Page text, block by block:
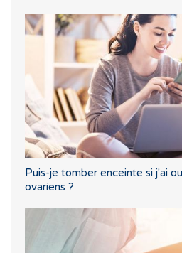
Puis-je tomber enceinte si j'ai
ovariens ?